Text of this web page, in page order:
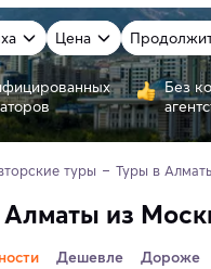
Цена
Без
туры Туры в
из
Дешевле Дороже